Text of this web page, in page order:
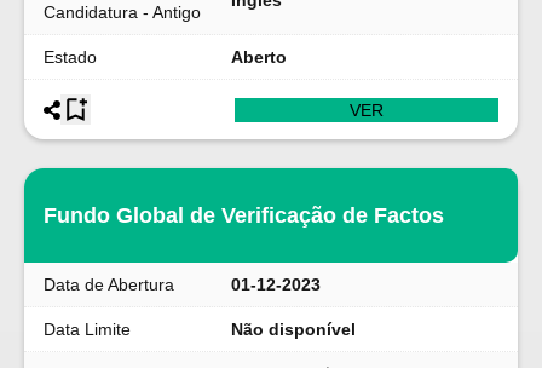
Candidatura - Antigo
Estado Aberto
VER
Fundo Global de Verificação de Factos
Data de Abertura 01-12-2023
Data Limite Não disponível